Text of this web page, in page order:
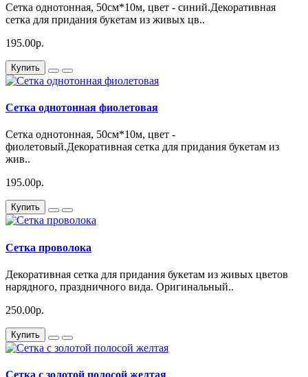
Сетка однотонная, 50см*10м, цвет - синий.Декоративная
сетка для придания букетам из живых цв..
195.00р.
Купить
Сетка однотонная фиолетовая
Сетка однотонная, 50см*10м, цвет -
фиолетовый.Декоративная сетка для придания букетам из
жив..
195.00р.
Купить
Сетка проволока
Декоративная сетка для придания букетам из живых цветов
нарядного, праздничного вида. Оригинальный..
250.00р.
Купить
Сетка с золотой полосой желтая